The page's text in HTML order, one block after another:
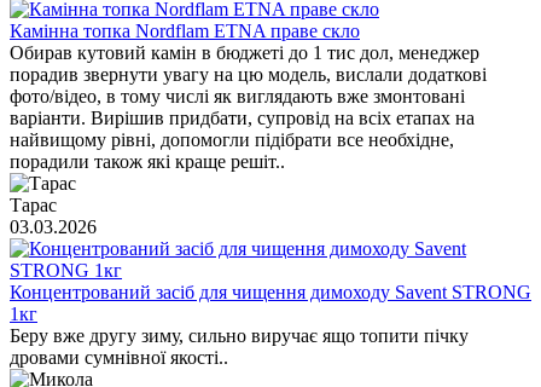
Камінна топка Nordflam ETNA праве скло
Обирав кутовий камін в бюджеті до 1 тис дол, менеджер
порадив звернути увагу на цю модель, вислали додаткові
фото/відео, в тому числі як виглядають вже змонтовані
варіанти. Вирішив придбати, супровід на всіх етапах на
найвищому рівні, допомогли підібрати все необхідне,
порадили також які краще решіт..
Тарас
03.03.2026
Концентрований засіб для чищення димоходу Savent STRONG
1кг
Беру вже другу зиму, сильно виручає ящо топити пічку
дровами сумнівної якості..